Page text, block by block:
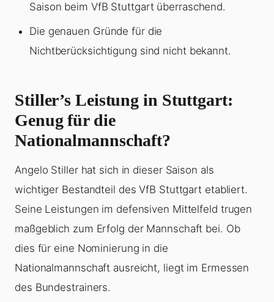
Saison beim VfB Stuttgart überraschend.
Die genauen Gründe für die
Nichtberücksichtigung sind nicht bekannt.
Stiller’s Leistung in Stuttgart:
Genug für die
Nationalmannschaft?
Angelo Stiller hat sich in dieser Saison als
wichtiger Bestandteil des VfB Stuttgart etabliert.
Seine Leistungen im defensiven Mittelfeld trugen
maßgeblich zum Erfolg der Mannschaft bei. Ob
dies für eine Nominierung in die
Nationalmannschaft ausreicht, liegt im Ermessen
des Bundestrainers.